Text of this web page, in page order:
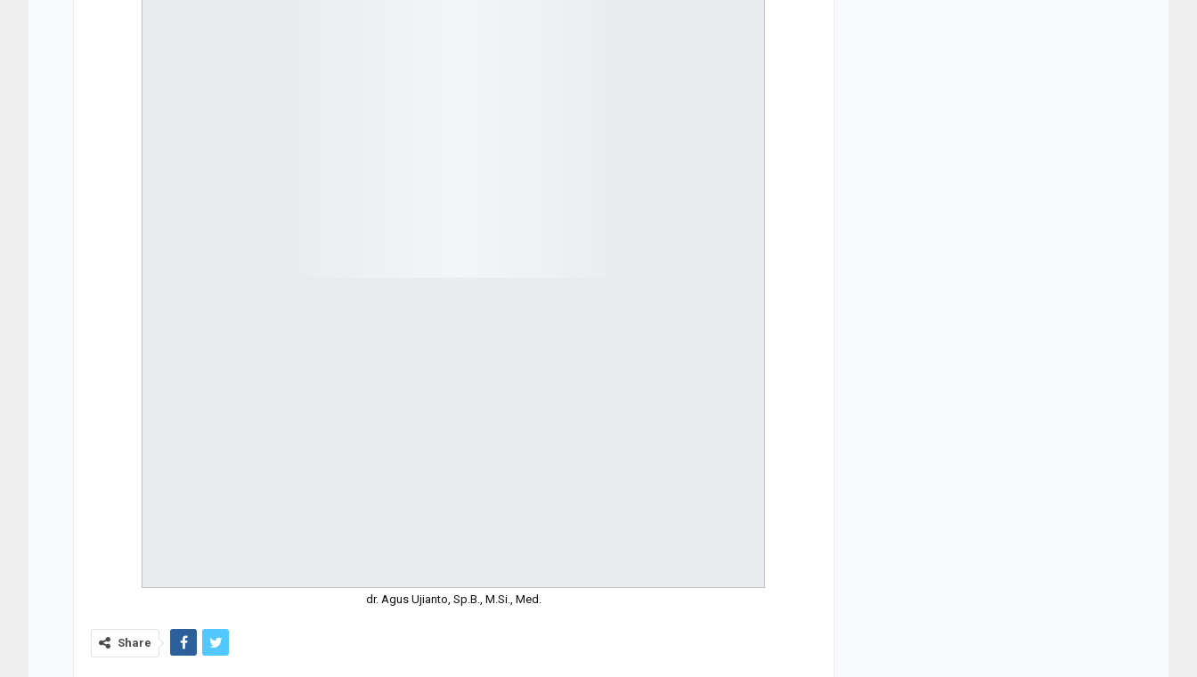
dr. Agus Ujianto, Sp.B., M.Si., Med.
Share